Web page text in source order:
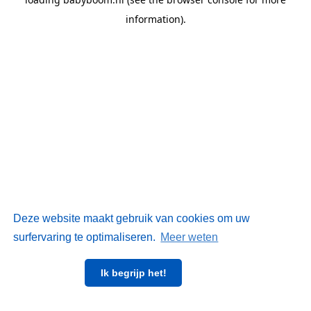
Deze website maakt gebruik van cookies om uw
surfervaring te optimaliseren. Meer weten
Ik begrijp het!
information).